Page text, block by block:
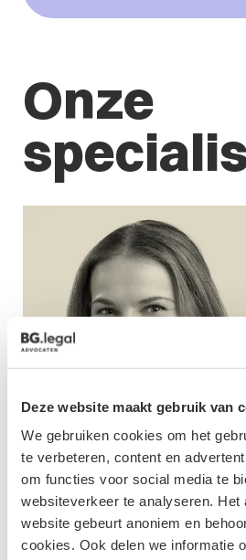
Deze website maakt gebruik van
We gebruiken cookies om het
te verbeteren, content en
om functies voor social media te
websiteverkeer te analyseren. Het
website gebeurt anoniem en
cookies. Ook delen we informatie
Onze
Cas